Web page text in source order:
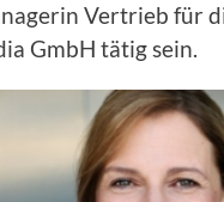
Vertrieb für
GmbH tätig sein.